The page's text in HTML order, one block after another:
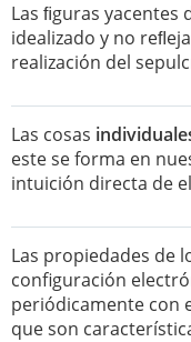
Las ﬁguras
idealizado y no
realización del
Las cosas
este se forma en
intuición directa de
Las propiedades de
configuración
periódicamente con
que son